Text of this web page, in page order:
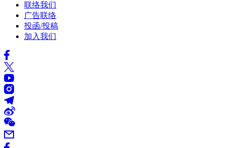
联络我们
广告联络
投函/投稿
加入我们